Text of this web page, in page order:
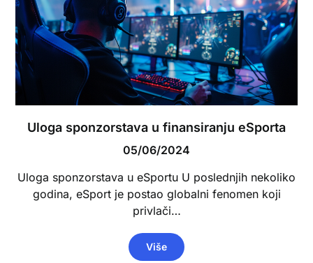
Uloga sponzorstava u finansiranju eSporta
05/06/2024
Uloga sponzorstava u eSportu U poslednjih nekoliko
godina, eSport je postao globalni fenomen koji
privlači…
Više